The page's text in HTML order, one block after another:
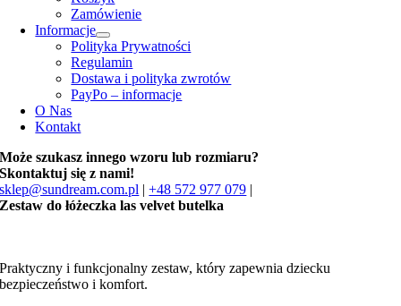
Zamówienie
Informacje
Polityka Prywatności
Regulamin
Dostawa i polityka zwrotów
PayPo – informacje
O Nas
Kontakt
Może szukasz innego wzoru lub rozmiaru?
Skontaktuj się z nami!
sklep@sundream.com.pl |+48 572 977 079 |
Zestaw do łóżeczka las velvet butelka
Praktyczny i funkcjonalny zestaw, który zapewnia dziecku
bezpieczeństwo i komfort.